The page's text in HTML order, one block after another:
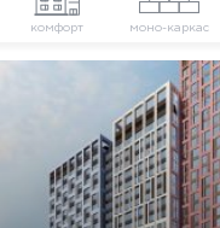
комфорт моно-каркас